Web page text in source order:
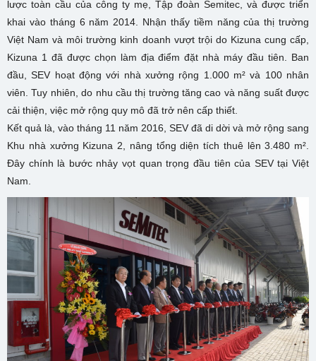
lược toàn cầu của công ty mẹ, Tập đoàn Semitec, và được triển
khai vào tháng 6 năm 2014. Nhận thấy tiềm năng của thị trường
Việt Nam và môi trường kinh doanh vượt trội do Kizuna cung cấp,
Kizuna 1 đã được chọn làm địa điểm đặt nhà máy đầu tiên. Ban
đầu, SEV hoạt động với nhà xưởng rộng 1.000 m² và 100 nhân
viên. Tuy nhiên, do nhu cầu thị trường tăng cao và năng suất được
cải thiện, việc mở rộng quy mô đã trở nên cấp thiết.
Kết quả là, vào tháng 11 năm 2016, SEV đã di dời và mở rộng sang
Khu nhà xưởng Kizuna 2, nâng tổng diện tích thuê lên 3.480 m².
Đây chính là bước nhảy vọt quan trọng đầu tiên của SEV tại Việt
Nam.